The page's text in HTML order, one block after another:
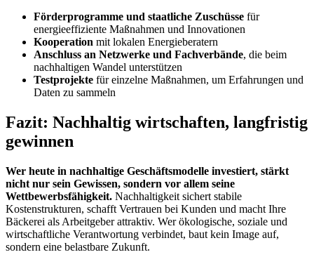
Förderprogramme und staatliche Zuschüsse für
energieeffiziente Maßnahmen und Innovationen
Kooperation mit lokalen Energieberatern
Anschluss an Netzwerke und Fachverbände, die beim
nachhaltigen Wandel unterstützen
Testprojekte für einzelne Maßnahmen, um Erfahrungen und
Daten zu sammeln
Fazit: Nachhaltig wirtschaften, langfristig
gewinnen
Wer heute in nachhaltige Geschäftsmodelle investiert, stärkt
nicht nur sein Gewissen, sondern vor allem seine
Wettbewerbsfähigkeit. Nachhaltigkeit sichert stabile
Kostenstrukturen, schafft Vertrauen bei Kunden und macht Ihre
Bäckerei als Arbeitgeber attraktiv. Wer ökologische, soziale und
wirtschaftliche Verantwortung verbindet, baut kein Image auf,
sondern eine belastbare Zukunft.